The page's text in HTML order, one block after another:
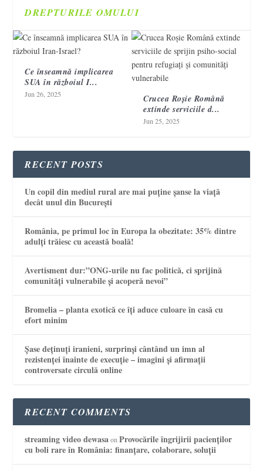
DREPTURILE OMULUI
Ce înseamnă implicarea
SUA în războiul I...
Jun 26, 2025
Crucea Roșie Română
extinde serviciile d...
Jun 25, 2025
RECENT POSTS
Un copil din mediul rural are mai puține șanse la viață
decât unul din București
România, pe primul loc în Europa la obezitate: 35% dintre
adulți trăiesc cu această boală!
Avertisment dur:”ONG-urile nu fac politică, ci sprijină
comunități vulnerabile și acoperă nevoi”
Bromelia – planta exotică ce îți aduce culoare în casă cu
efort minim
Șase deținuți iranieni, surprinși cântând un imn al
rezistenței înainte de execuție – imagini și afirmații
controversate circulă online
RECENT COMMENTS
streaming video dewasaonProvocările îngrijirii pacienților
cu boli rare în România: finanțare, colaborare, soluții